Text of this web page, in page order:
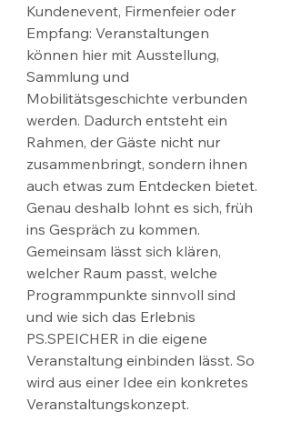
Kundenevent, Firmenfeier oder
Empfang: Veranstaltungen
können hier mit Ausstellung,
Sammlung und
Mobilitätsgeschichte verbunden
werden. Dadurch entsteht ein
Rahmen, der Gäste nicht nur
zusammenbringt, sondern ihnen
auch etwas zum Entdecken bietet.
Genau deshalb lohnt es sich, früh
ins Gespräch zu kommen.
Gemeinsam lässt sich klären,
welcher Raum passt, welche
Programmpunkte sinnvoll sind
und wie sich das Erlebnis
PS.SPEICHER in die eigene
Veranstaltung einbinden lässt. So
wird aus einer Idee ein konkretes
Veranstaltungskonzept.